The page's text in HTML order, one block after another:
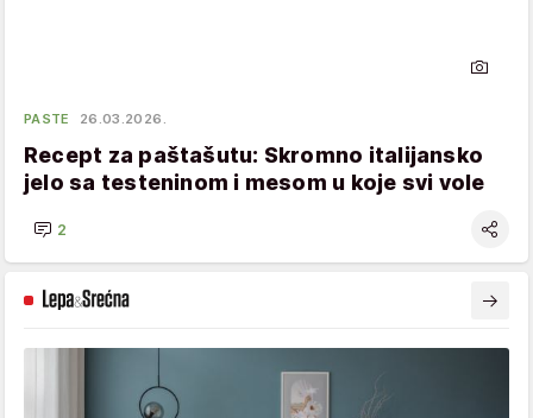
PASTE 26.03.2026.
Recept za paštašutu: Skromno italijansko
jelo sa testeninom i mesom u koje svi vole
2